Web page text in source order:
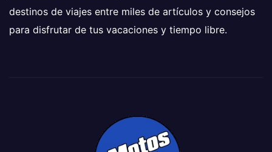
destinos de viajes entre miles de artículos y consejos
para disfrutar de tus vacaciones y tiempo libre.